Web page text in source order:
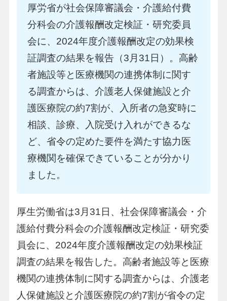
厚労省が社会保障審議会・介護給付費
分科会の介護報酬改定検証・研究委員
会に、2024年度介護報酬改定の効果検
証調査の結果を報告（3月31日）。高齢
者施設等と医療機関の連携体制に関す
る調査からは、介護老人保健施設と介
護医療院の約7割が、入所者の急変時に
相談、診療、入院受け入れができるな
ど、省令の定めた要件を満たす協力医
療機関を確保できていることが分かり
ました。
厚生労働省は3月31日、社会保障審議会・介
護給付費分科会の介護報酬改定検証・研究委
員会に、2024年度介護報酬改定の効果検証
調査の結果を報告した。高齢者施設等と医療
機関の連携体制に関する調査からは、介護老
人保健施設と介護医療院の約7割が省令の定